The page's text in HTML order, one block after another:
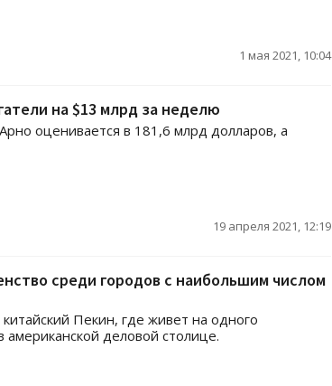
1 мая 2021, 10:04
на $13 млрд за неделю
оценивается в 181,6 млрд долларов, а
19 апреля 2021, 12:19
среди городов с наибольшим числом
Пекин, где живет на одного
деловой столице.